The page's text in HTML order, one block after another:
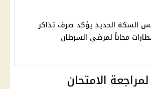
السكة الحديد يؤكد صرف تذاكر
مجاناً لمرضى السرطان
الامتحان